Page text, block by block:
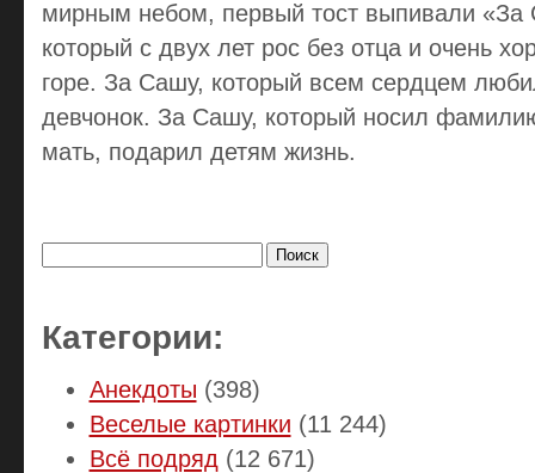
мирным небом, первый тост выпивали
который с двух лет рос без отца и очень
горе. За Сашу, который всем сердцем
девчонок. За Сашу, который носил
мать, подарил детям жизнь.
Категории:
Анекдоты (398)
Веселые картинки (11 244)
Всё подряд (12 671)